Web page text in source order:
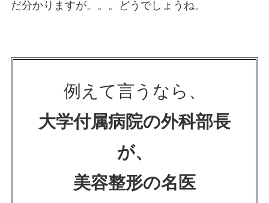
だ分かりますが。。。どうでしょうね。
例えて言うなら、
大学付属病院の外科部長
が、
美容整形の名医